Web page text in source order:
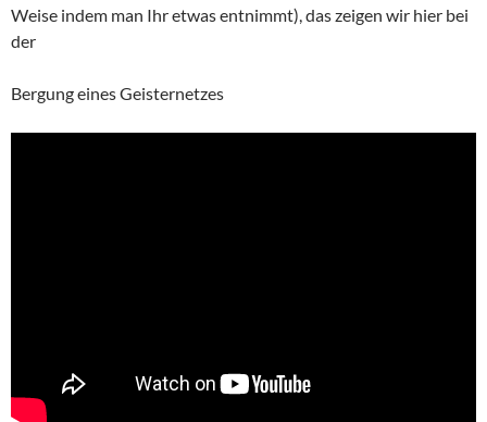
Weise indem man Ihr etwas entnimmt), das zeigen wir hier bei
der
Bergung eines Geisternetzes